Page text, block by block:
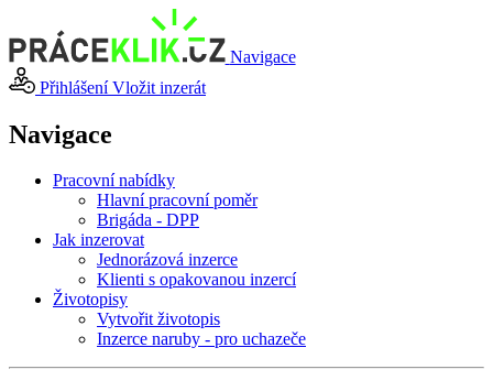
Navigace
PřihlášeníVložit inzerát
Navigace
Pracovní nabídky
Hlavní pracovní poměr
Brigáda - DPP
Jak inzerovat
Jednorázová inzerce
Klienti s opakovanou inzercí
Životopisy
Vytvořit životopis
Inzerce naruby - pro uchazeče